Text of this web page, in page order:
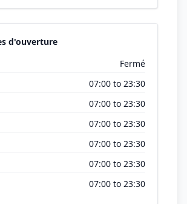
d'ouverture
Fermé
07:00 to 23:30
07:00 to 23:30
07:00 to 23:30
07:00 to 23:30
07:00 to 23:30
07:00 to 23:30